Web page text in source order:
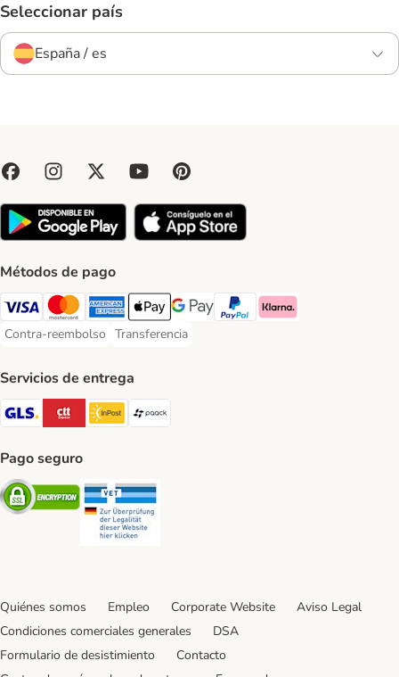
Seleccionar país
España / es
Métodos de pago
Visa Payment Method
Mastercard Payment Method
American Express Payment Method
Apple Pay Payment Method
Google Pay Payment Method
PayPal Payment Method
Klarna Payment Method
Contra-reembolso
Contra-reembolso Payment Method
Transferencia
Transferencia Payment Method
Servicios de entrega
GLS Shipping Method
CTTExpress Shipping Method
InPost Shipping Method
Pago seguro
Security
Quiénes somos Empleo Corporate Website
Aviso Legal
Condiciones comerciales generales
DSA
Formulario de desistimiento
Contacto